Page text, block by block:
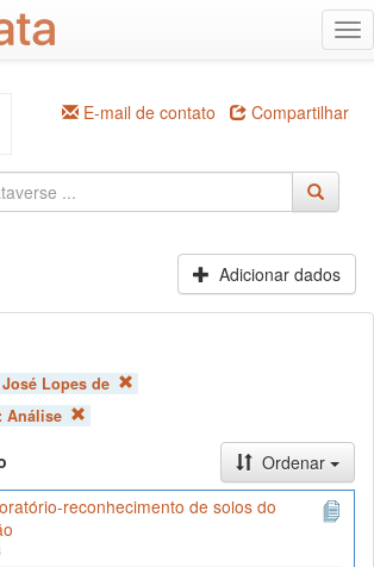
E-mail de contato Compartilhar
Adicionar dados
Lopes de
Análise
Ordenar
reconhecimento de solos do